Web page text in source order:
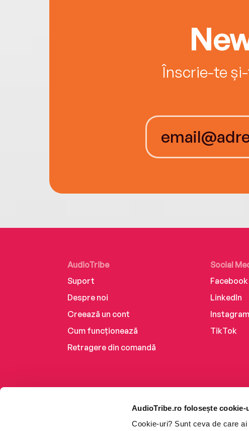
AudioTribe.ro folosește cookie-
Cookie-uri? Sunt ceva de care
Înscrie-te
AudioTribe
Suport
Despre noi
Creează un cont
Cum funcționează
Retragere din comandă
Social
Facebook
LinkedIn
Instagram
TikTok